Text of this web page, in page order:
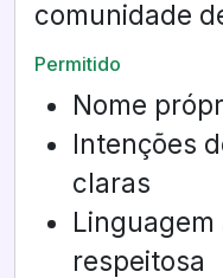
comunidade
Permitido
Nome
Intenções
claras
Linguagem
respeitosa